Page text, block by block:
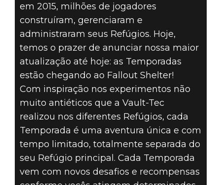
23 de outubro de 2025
NOVO
CONTEÚDO
CHEGANDO
PARA FALLOUT
SHELTER EM
BREVE!
em 2015, milhões de jogadores
construíram, gerenciaram e
administraram seus Refúgios. Hoje,
temos o prazer de anunciar nossa maior
atualização até hoje: as Temporadas
estão chegando ao Fallout Shelter!
Com inspiração nos experimentos não
muito antiéticos que a Vault-Tec
realizou nos diferentes Refúgios, cada
Temporada é uma aventura única e com
tempo limitado, totalmente separada do
seu Refúgio principal. Cada Temporada
vem com novos desafios e recompensas